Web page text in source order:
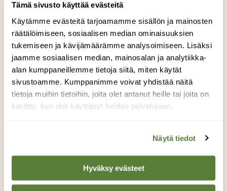
Tämä sivusto käyttää evästeitä
Käytämme evästeitä tarjoamamme sisällön ja mainosten
räätälöimiseen, sosiaalisen median ominaisuuksien
tukemiseen ja kävijämäärämme analysoimiseen. Lisäksi
jaamme sosiaalisen median, mainosalan ja analytiikka-
alan kumppaneillemme tietoja siitä, miten käytät
sivustoamme. Kumppanimme voivat yhdistää näitä
tietoja muihin tietoihin, joita olet antanut heille tai joita on
kerätty, kun olet käyttänyt heidän palvelujaan.
Näytä tiedot
Hyväksy evästeet
Erikoista oli siinä, että varis ajoi
varpushaukkaa ja välillä varpushaukka ajoi
varista. Tämä toistui monta kertaa.